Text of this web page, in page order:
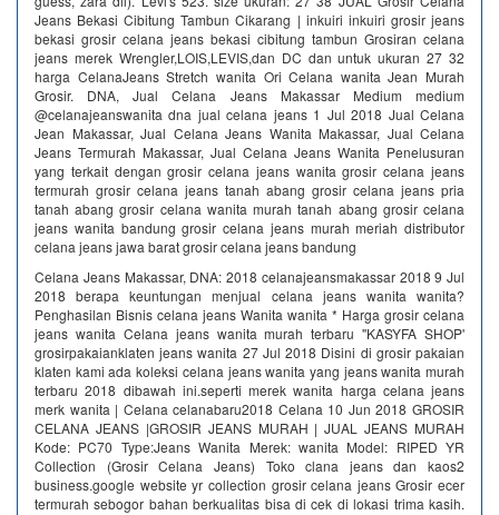
Jeans Bekasi Cibitung Tambun Cikarang | inkuiri inkuiri grosir jeans
bekasi grosir celana jeans bekasi cibitung tambun Grosiran celana
jeans merek Wrengler,LOIS,LEVIS,dan DC dan untuk ukuran 27 32
harga CelanaJeans Stretch wanita Ori Celana wanita Jean Murah
Grosir. DNA, Jual Celana Jeans Makassar Medium medium
@celanajeanswanita dna jual celana jeans 1 Jul 2018 Jual Celana
Jean Makassar, Jual Celana Jeans Wanita Makassar, Jual Celana
Jeans Termurah Makassar, Jual Celana Jeans Wanita Penelusuran
yang terkait dengan grosir celana jeans wanita grosir celana jeans
termurah grosir celana jeans tanah abang grosir celana jeans pria
tanah abang grosir celana wanita murah tanah abang grosir celana
jeans wanita bandung grosir celana jeans murah meriah distributor
celana jeans jawa barat grosir celana jeans bandung
Celana Jeans Makassar, DNA: 2018 celanajeansmakassar 2018 9 Jul
2018 berapa keuntungan menjual celana jeans wanita wanita?
Penghasilan Bisnis celana jeans Wanita wanita * Harga grosir celana
jeans wanita Celana jeans wanita murah terbaru ''KASYFA SHOP'
grosirpakaianklaten jeans wanita 27 Jul 2018 Disini di grosir pakaian
klaten kami ada koleksi celana jeans wanita yang jeans wanita murah
terbaru 2018 dibawah ini.seperti merek wanita harga celana jeans
merk wanita | Celana celanabaru2018 Celana 10 Jun 2018 GROSIR
CELANA JEANS |GROSIR JEANS MURAH | JUAL JEANS MURAH
Kode: PC70 Type:Jeans Wanita Merek: wanita Model: RIPED YR
Collection (Grosir Celana Jeans) Toko clana jeans dan kaos2
business.google website yr collection grosir celana jeans Grosir ecer
termurah sebogor bahan berkualitas bisa di cek di lokasi trima kasih.